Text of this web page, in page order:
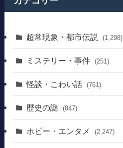
超常現象・都市伝説 (1,298)
ミステリー・事件 (251)
怪談・こわい話 (761)
歴史の謎 (847)
ホビー・エンタメ (2,247)